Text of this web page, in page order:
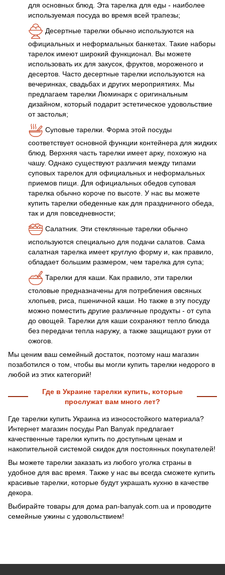
для основных блюд. Эта тарелка для еды - наиболее
используемая посуда во время всей трапезы;
Десертные тарелки обычно используются на
официальных и неформальных банкетах. Такие наборы
тарелок имеют широкий функционал. Вы можете
использовать их для закусок, фруктов, мороженого и
десертов. Часто десертные тарелки используются на
вечеринках, свадьбах и других мероприятиях. Мы
предлагаем тарелки Люминарк с оригинальным
дизайном, который подарит эстетическое удовольствие
от застолья;
Суповые тарелки. Форма этой посуды
соответствует основной функции контейнера для жидких
блюд. Верхняя часть тарелки имеет арку, похожую на
чашу. Однако существуют различия между типами
суповых тарелок для официальных и неформальных
приемов пищи. Для официальных обедов суповая
тарелка обычно короче по высоте. У нас вы можете
купить тарелки обеденные как для праздничного обеда,
так и для повседневности;
Салатник. Эти стеклянные тарелки обычно
используются специально для подачи салатов. Сама
салатная тарелка имеет круглую форму и, как правило,
обладает большим размером, чем тарелка для супа;
Тарелки для каши. Как правило, эти тарелки
столовые предназначены для потребления овсяных
хлопьев, риса, пшеничной каши. Но также в эту посуду
можно поместить другие различные продукты - от супа
до овощей. Тарелки для каши сохраняют тепло блюда
без передачи тепла наружу, а также защищают руки от
ожогов.
Мы ценим ваш семейный достаток, поэтому наш магазин
позаботился о том, чтобы вы могли купить тарелки недорого в
любой из этих категорий!
Где в Украине тарелки купить, которые
прослужат вам много лет?
Где тарелки купить Украина из износостойкого материала?
Интернет магазин посуды Pan Banyak предлагает
качественные тарелки купить по доступным ценам и
накопительной системой скидок для постоянных покупателей!
Вы можете тарелки заказать из любого уголка страны в
удобное для вас время. Также у нас вы всегда сможете купить
красивые тарелки, которые будут украшать кухню в качестве
декора.
Выбирайте товары для дома pan-banyak.com.ua и проводите
семейные ужины с удовольствием!